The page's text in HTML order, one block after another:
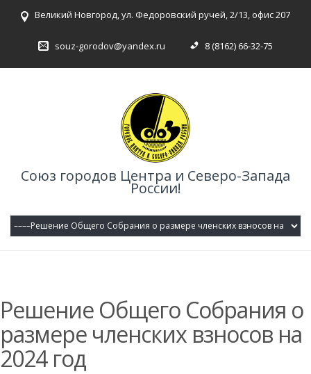
Великий Новгород, ул. Федоровский ручей, 2/13, офис 207
souz-gorodov@yandex.ru 8 (8162) 66-32-75
Союз городов Центра и Северо-Запада
России!
Решение Общего Собрания о
размере членских взносов на
2024 год